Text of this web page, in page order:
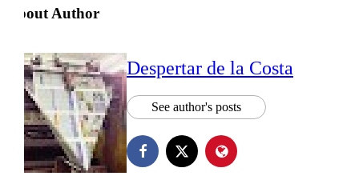
About Author
Despertar de la Costa
See author's posts